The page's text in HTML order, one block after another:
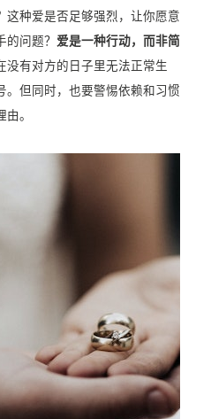
这种爱是否足够强烈，让你愿意
问题？ 爱是一种行动，而非简
没有对方的日子里无法正常生
。但同时，也要警惕依赖和习惯
。